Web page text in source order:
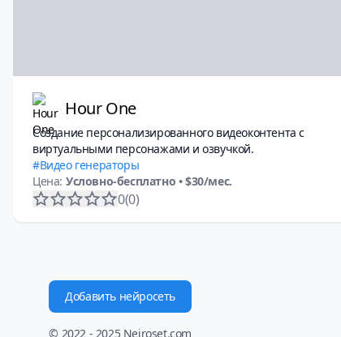
Hour One
Создание персонализированного видеоконтента с
виртуальными персонажами и озвучкой.
Видео генераторы
Цена: Условно-бесплатно • $30/мес.
0(0)
Добавить нейросеть
© 2022 - 2025 Neiroset.com